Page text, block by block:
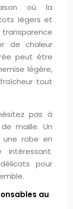
où la
légers et
de chaleur
peut être
légère,
tout
pas à
maille. Un
une robe en
pour
au